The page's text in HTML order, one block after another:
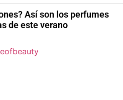
Así son los perfumes
de este verano